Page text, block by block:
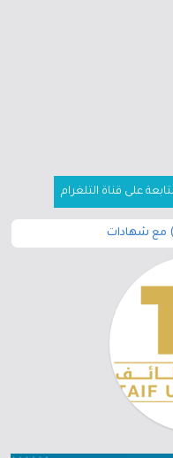
على قناة التلغرام
مع شهادات